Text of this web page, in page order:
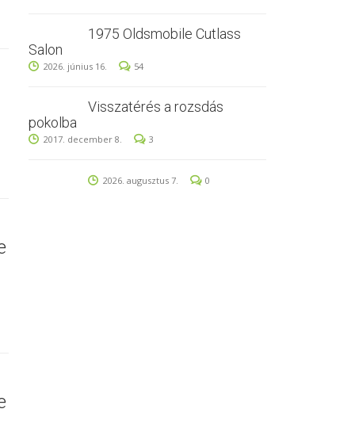
1975 Oldsmobile Cutlass
Salon
2026. június 16. 54
Visszatérés a rozsdás
pokolba
2017. december 8. 3
2026. augusztus 7. 0